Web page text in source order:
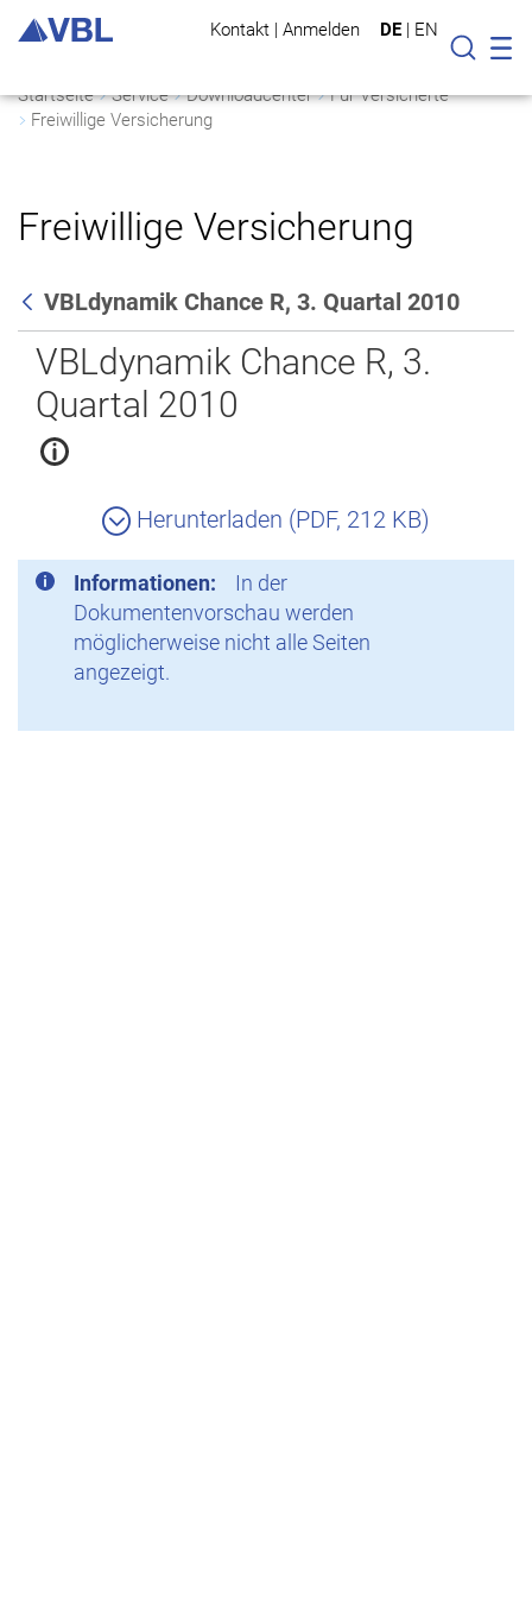
Kontakt | Anmelden DE | EN
Suche
Startseite Service Downloadcenter
Für Versicherte
Freiwillige Versicherung
Freiwillige Versicherung
Zurück
VBLdynamik Chance R, 3. Quartal 2010
VBLdynamik Chance R, 3.
Quartal 2010
Herunterladen (PDF, 212 KB)
Informationen:
In der
Dokumentenvorschau werden
möglicherweise nicht alle Seiten
angezeigt.